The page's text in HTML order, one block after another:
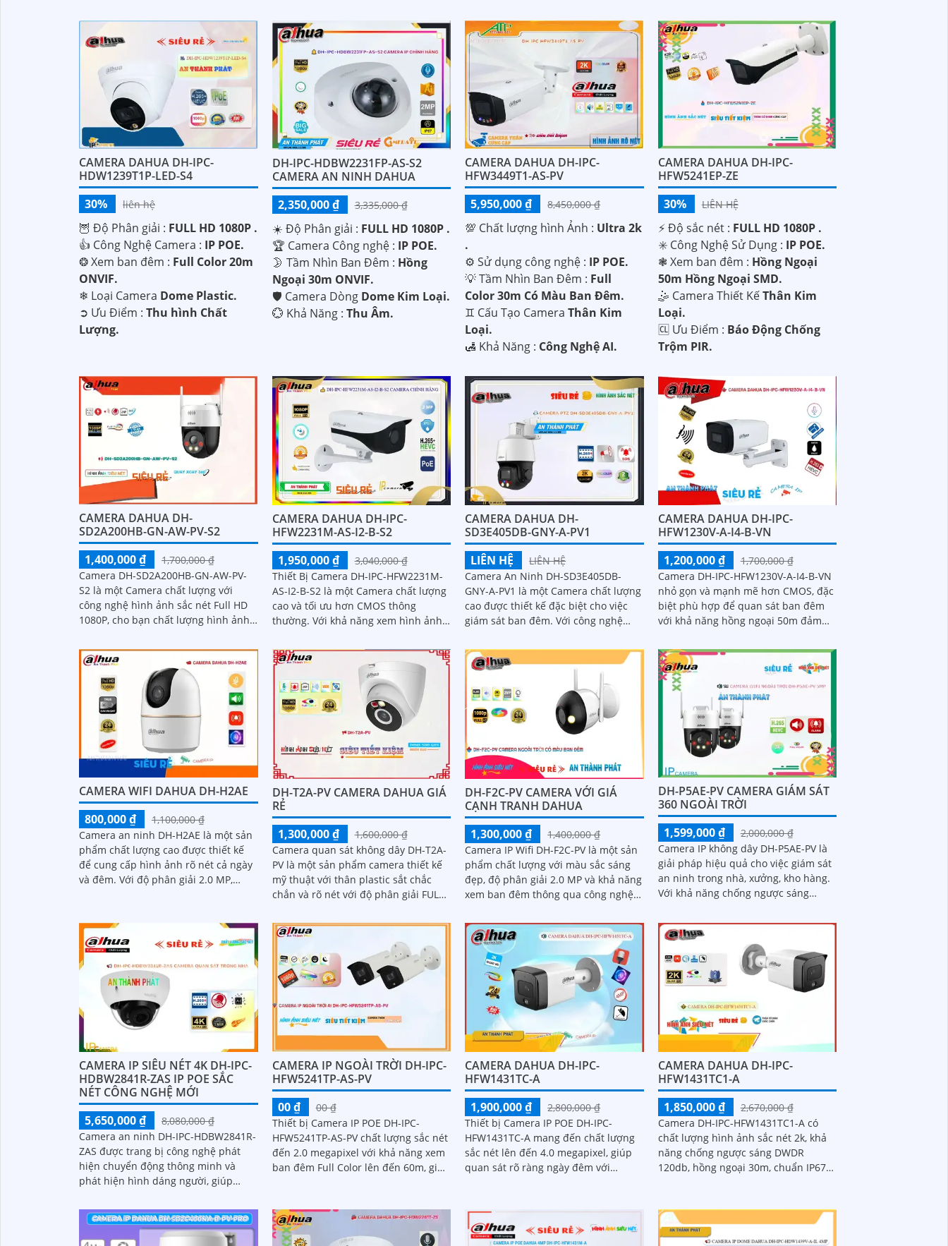
CAMERA DAHUA DH-IPC-
HDW1239T1P-LED-S4
30%
liên hệ
🦉 Độ Phân giải : FULL HD 1080P .
👍 Công Nghệ Camera : IP POE.
❂ Xem ban đêm : Full Color 20m
ONVIF.
❄ Loại Camera Dome Plastic.
️➲ Ưu Điểm : Thu hình Chất
Lượng.
DH-IPC-HDBW2231FP-AS-S2
CAMERA AN NINH DAHUA
2,350,000 ₫
3,335,000 ₫
☀️ Độ Phân giải : FULL HD 1080P .
🏆 Camera Công nghệ : IP POE.
🌛 Tầm Nhìn Ban Đêm : Hồng
Ngoại 30m ONVIF.
🛡 Camera Dòng Dome Kim Loại.
️💮 Khả Năng : Thu Âm.
CAMERA DAHUA DH-IPC-
HFW3449T1-AS-PV
5,950,000 ₫
8,450,000 ₫
💯 Chất lượng hình Ảnh : Ultra 2k
.
⚙ Sử dụng công nghệ : IP POE.
💡 Tầm Nhìn Ban Đêm : Full
Color 30m Có Màu Ban Đêm.
♊ Cấu Tạo CameraThân Kim
Loại.
️🛃 Khả Năng : Công Nghệ AI.
CAMERA DAHUA DH-IPC-
HFW5241EP-ZE
30%
LIÊN HỆ
️⚡ Độ sắc nét : FULL HD 1080P .
✳️ Công Nghệ Sử Dụng : IP POE.
❃ Xem ban đêm : Hồng Ngoại
50m Hồng Ngoại SMD.
🤹 Camera Thiết KếThân Kim
Loại.
️🆑 Ưu Điểm : Báo Động Chống
Trộm PIR.
CAMERA DAHUA DH-
SD2A200HB-GN-AW-PV-S2
1,400,000 ₫
1,700,000 ₫
Camera DH-SD2A200HB-GN-AW-PV-
S2 là một Camera chất lượng với
công nghệ hình ảnh sắc nét Full HD
1080P, cho bạn chất lượng hình ảnh
Ấn tượng ơn với những thông số là
camera này có khả năng hiển thị
hình ảnh màu sắc đầy đủ trong
khoảng cách 30m vào ban đêm
CAMERA DAHUA DH-IPC-
HFW2231M-AS-I2-B-S2
1,950,000 ₫
3,040,000 ₫
Thiết Bị Camera DH-IPC-HFW2231M-
AS-I2-B-S2 là một Camera chất lượng
cao và tối ưu hơn CMOS thông
thường. Với khả năng xem hình ảnh
Hồng Ngoại 50m, hình ảnh rõ nét và
sắc sảo với độ phân giải Full HD
1080P
CAMERA DAHUA DH-
SD3E405DB-GNY-A-PV1
LIÊN HỆ
LIÊN HỆ
Camera An Ninh DH-SD3E405DB-
GNY-A-PV1 là một Camera chất lượng
cao được thiết kế đặc biệt cho việc
giám sát ban đêm. Với công nghệ
quan sát trong khoảng cách 50m
trong điều kiện ánh sáng yếu
CAMERA DAHUA DH-IPC-
HFW1230V-A-I4-B-VN
1,200,000 ₫
1,700,000 ₫
Camera DH-IPC-HFW1230V-A-I4-B-VN
nhỏ gọn và mạnh mẽ hơn CMOS, đặc
biệt phù hợp để quan sát ban đêm
với khả năng hồng ngoại 50m đảm
phân giải FULL HD 1080P, giúp hình
ảnh thực tế và rõ nét
CAMERA WIFI DAHUA DH-H2AE
800,000 ₫
1,100,000 ₫
Camera an ninh DH-H2AE là một sản
phẩm chất lượng cao được thiết kế
để cung cấp hình ảnh rõ nét cả ngày
và đêm. Với độ phân giải 2.0 MP,
DH-T2A-PV CAMERA DAHUA GIÁ
RẺ
1,300,000 ₫
1,600,000 ₫
Camera quan sát không dây DH-T2A-
PV là một sản phẩm camera thiết kế
mỹ thuật với thân plastic sắt chắc
chắn và rõ nét với độ phân giải FULL
giúp...
DH-F2C-PV CAMERA VỚI GIÁ
CẠNH TRANH DAHUA
1,300,000 ₫
1,400,000 ₫
Camera IP Wifi DH-F2C-PV là một sản
phẩm chất lượng với màu sắc sáng
đẹp, độ phân giải 2.0 MP và khả năng
xem ban đêm thông qua công nghệ
DH-P5AE-PV CAMERA GIÁM SÁT
360 NGOÀI TRỜI
1,599,000 ₫
2,000,000 ₫
Camera IP không dây DH-P5AE-PV là
giải pháp hiệu quả cho việc giám sát
an ninh trong nhà, xưởng, kho hàng.
Với khả năng chống ngược sáng
nét ngay cả trong điều kiện ánh sáng
yếu
CAMERA IP SIÊU NÉT 4K DH-IPC-
HDBW2841R-ZAS IP POE SẮC
NÉT CÔNG NGHỆ MỚI
5,650,000 ₫
8,080,000 ₫
Camera an ninh DH-IPC-HDBW2841R-
ZAS được trang bị công nghệ phát
hiện chuyển động thông minh và
phát hiện hình dáng người, giúp
sát. Sản phẩm này kết nối qua dây
mạng, có khả năng báo động khi xâm
nhập hàng rào ảo
CAMERA IP NGOÀI TRỜI DH-IPC-
HFW5241TP-AS-PV
00 ₫
00 ₫
Thiết bị Camera IP POE DH-IPC-
HFW5241TP-AS-PV chất lượng sắc nét
đến 2.0 megapixel với khả năng xem
ban đêm Full Color lên đến 60m, giúp
CAMERA DAHUA DH-IPC-
HFW1431TC-A
1,900,000 ₫
2,800,000 ₫
Thiết bị Camera IP POE DH-IPC-
HFW1431TC-A mang đến chất lượng
sắc nét lên đến 4.0 megapixel, giúp
quan sát rõ ràng ngày đêm với
CAMERA DAHUA DH-IPC-
HFW1431TC1-A
1,850,000 ₫
2,670,000 ₫
Camera DH-IPC-HFW1431TC1-A có
chất lượng hình ảnh sắc nét 2k, khả
năng chống ngược sáng DWDR
120db, hồng ngoại 30m, chuẩn IP67